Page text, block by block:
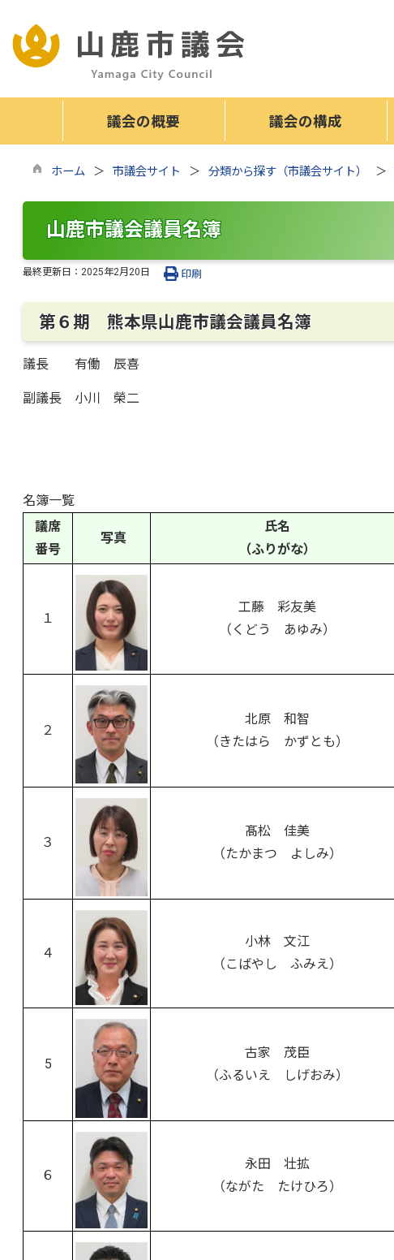
議会の概要 議会の構成
ホーム 市議会サイト 分類から探す（市議会サイト）
山鹿市議会議員名簿
最終更新日： 2025年2月20日 印刷
第６期 熊本県山鹿市議会議員名簿
議長 有働 辰喜
副議長 小川 榮二
名簿一覧
議席
番号
写真
氏名
（ふりがな）
１
工藤 彩友美
（くどう あゆみ）
２
北原 和智
（きたはら かずとも）
３
髙松 佳美
（たかまつ よしみ）
４
小林 文江
（こばやし ふみえ）
5
古家 茂臣
（ふるいえ しげおみ）
６
永田 壮拡
（ながた たけひろ）